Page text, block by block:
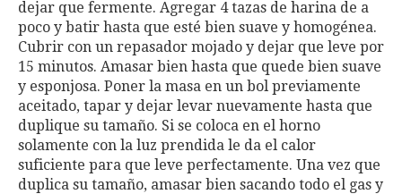
dejar que fermente. Agregar 4 tazas de harina de a
poco y batir hasta que esté bien suave y homogénea.
Cubrir con un repasador mojado y dejar que leve por
15 minutos. Amasar bien hasta que quede bien suave
y esponjosa. Poner la masa en un bol previamente
aceitado, tapar y dejar levar nuevamente hasta que
duplique su tamaño. Si se coloca en el horno
solamente con la luz prendida le da el calor
suficiente para que leve perfectamente. Una vez que
duplica su tamaño, amasar bien sacando todo el gas y